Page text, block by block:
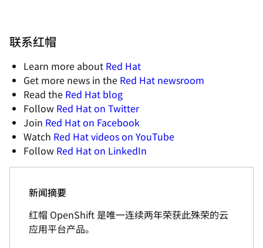
联系红帽
Learn more about Red Hat
Get more news in the Red Hat newsroom
Read the Red Hat blog
Follow Red Hat on Twitter
Join Red Hat on Facebook
Watch Red Hat videos on YouTube
Follow Red Hat on LinkedIn
新闻摘要
红帽 OpenShift 是唯一连续两年荣获此殊荣的云
应用平台产品。